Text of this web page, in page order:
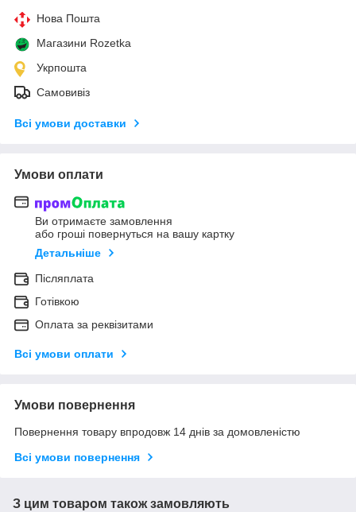
Нова Пошта
Магазини Rozetka
Укрпошта
Самовивіз
Всі умови доставки
Умови оплати
Ви отримаєте замовлення
або гроші повернуться на вашу картку
Детальніше
Післяплата
Готівкою
Оплата за реквізитами
Всі умови оплати
Умови повернення
Повернення товару впродовж 14 днів за домовленістю
Всі умови повернення
З цим товаром також замовляють